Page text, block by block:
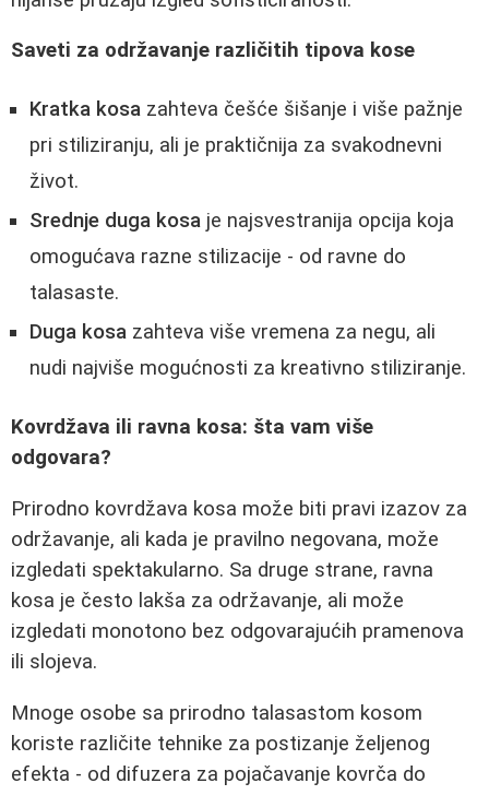
Saveti za održavanje različitih tipova kose
Kratka kosa zahteva češće šišanje i više pažnje
pri stiliziranju, ali je praktičnija za svakodnevni
život.
Srednje duga kosa je najsvestranija opcija koja
omogućava razne stilizacije - od ravne do
talasaste.
Duga kosa zahteva više vremena za negu, ali
nudi najviše mogućnosti za kreativno stiliziranje.
Kovrdžava ili ravna kosa: šta vam više
odgovara?
Prirodno kovrdžava kosa može biti pravi izazov za
održavanje, ali kada je pravilno negovana, može
izgledati spektakularno. Sa druge strane, ravna
kosa je često lakša za održavanje, ali može
izgledati monotono bez odgovarajućih pramenova
ili slojeva.
Mnoge osobe sa prirodno talasastom kosom
koriste različite tehnike za postizanje željenog
efekta - od difuzera za pojačavanje kovrča do